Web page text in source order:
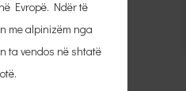
Evropë. Ndër të
me alpinizëm nga
ta vendos në shtatë